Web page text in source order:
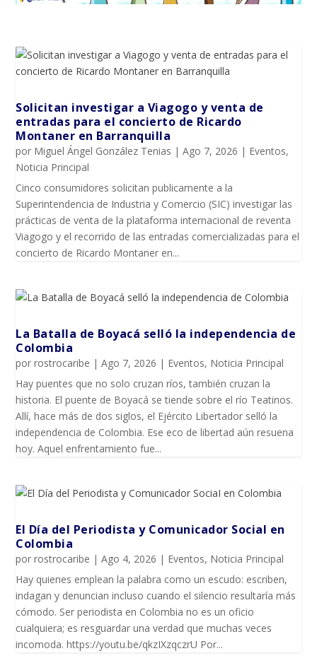
Solicitan investigar a Viagogo y venta de
entradas para el concierto de Ricardo
Montaner en Barranquilla
por Miguel Ángel González Tenias |Ago 7, 2026 | Eventos,
Noticia Principal
Cinco consumidores solicitan publicamente a la
Superintendencia de Industria y Comercio (SIC) investigar las
prácticas de venta de la plataforma internacional de reventa
Viagogo y el recorrido de las entradas comercializadas para el
concierto de Ricardo Montaner en...
La Batalla de Boyacá selló la independencia de
Colombia
porrostrocaribe |Ago 7, 2026 | Eventos, Noticia Principal
Hay puentes que no solo cruzan ríos, también cruzan la
historia. El puente de Boyacá se tiende sobre el río Teatinos.
Allí, hace más de dos siglos, el Ejército Libertador selló la
independencia de Colombia. Ese eco de libertad aún resuena
hoy. Aquel enfrentamiento fue...
El Día del Periodista y Comunicador SociaI en
Colombia
porrostrocaribe |Ago 4, 2026 | Eventos, Noticia Principal
Hay quienes emplean la palabra como un escudo: escriben,
indagan y denuncian incluso cuando el silencio resultaría más
cómodo. Ser periodista en Colombia no es un oficio
cualquiera; es resguardar una verdad que muchas veces
incomoda. https://youtu.be/qkzIXzqczrU Por...